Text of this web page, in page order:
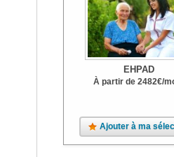
EHPAD
À partir de 2482€/
Ajouter à ma